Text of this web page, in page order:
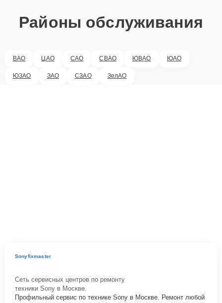
Районы обслуживания
ВАО ЦАО САО СВАО ЮВАО ЮАО
ЮЗАО ЗАО СЗАО ЗелАО
Sonyfixmaster
Сеть сервисных центров по ремонту
техники Sony в Москве.
Профильный сервис по технике Sony в Москве. Ремонт любой